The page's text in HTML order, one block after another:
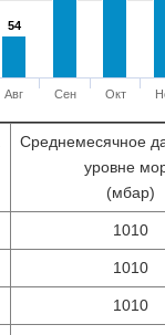
54
54
Авг Сен Окт
Среднемесячное
уровне
(мбар)
1010
1010
1010